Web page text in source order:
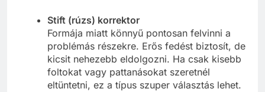
Stift (rúzs) korrektor
Formája miatt könnyű pontosan felvinni a
problémás részekre. Erős fedést biztosít, de
kicsit nehezebb eldolgozni. Ha csak kisebb
foltokat vagy pattanásokat szeretnél
eltüntetni, ez a típus szuper választás lehet.